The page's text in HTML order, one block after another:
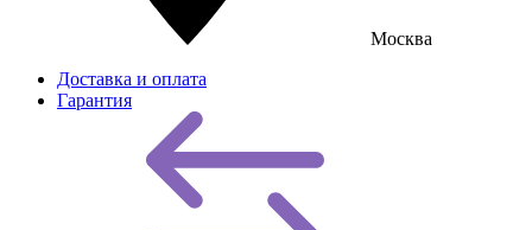
Москва
Доставка и оплата
Гарантия